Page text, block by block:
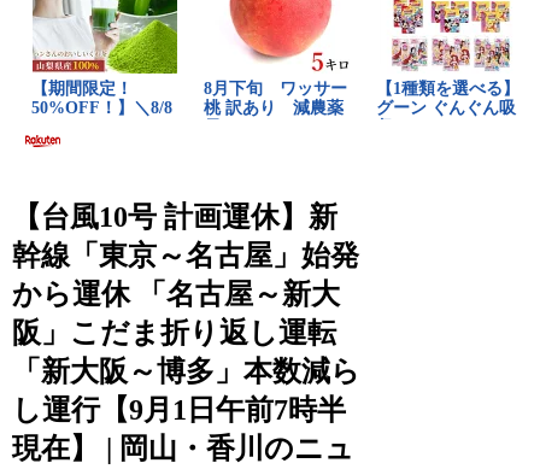
【台風10号 計画運休】新
幹線「東京～名古屋」始発
から運休 「名古屋～新大
阪」こだま折り返し運転
「新大阪～博多」本数減ら
し運行【9月1日午前7時半
現在】 | 岡山・香川のニュ